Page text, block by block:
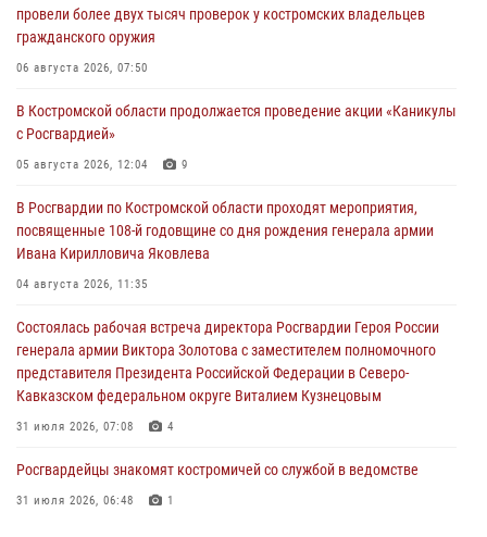
провели более двух тысяч проверок у костромских владельцев
гражданского оружия
06 августа 2026, 07:50
В Костромской области продолжается проведение акции «Каникулы
с Росгвардией»
05 августа 2026, 12:04 9
В Росгвардии по Костромской области проходят мероприятия,
посвященные 108-й годовщине со дня рождения генерала армии
Ивана Кирилловича Яковлева
04 августа 2026, 11:35
Состоялась рабочая встреча директора Росгвардии Героя России
генерала армии Виктора Золотова с заместителем полномочного
представителя Президента Российской Федерации в Северо-
Кавказском федеральном округе Виталием Кузнецовым
31 июля 2026, 07:08 4
Росгвардейцы знакомят костромичей со службой в ведомстве
31 июля 2026, 06:48 1